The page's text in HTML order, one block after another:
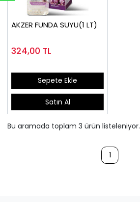
AKZER FUNDA SUYU(1 LT)
324,00 TL
Sepete Ekle
Satın Al
Bu aramada toplam 3 ürün listeleniyor.
1